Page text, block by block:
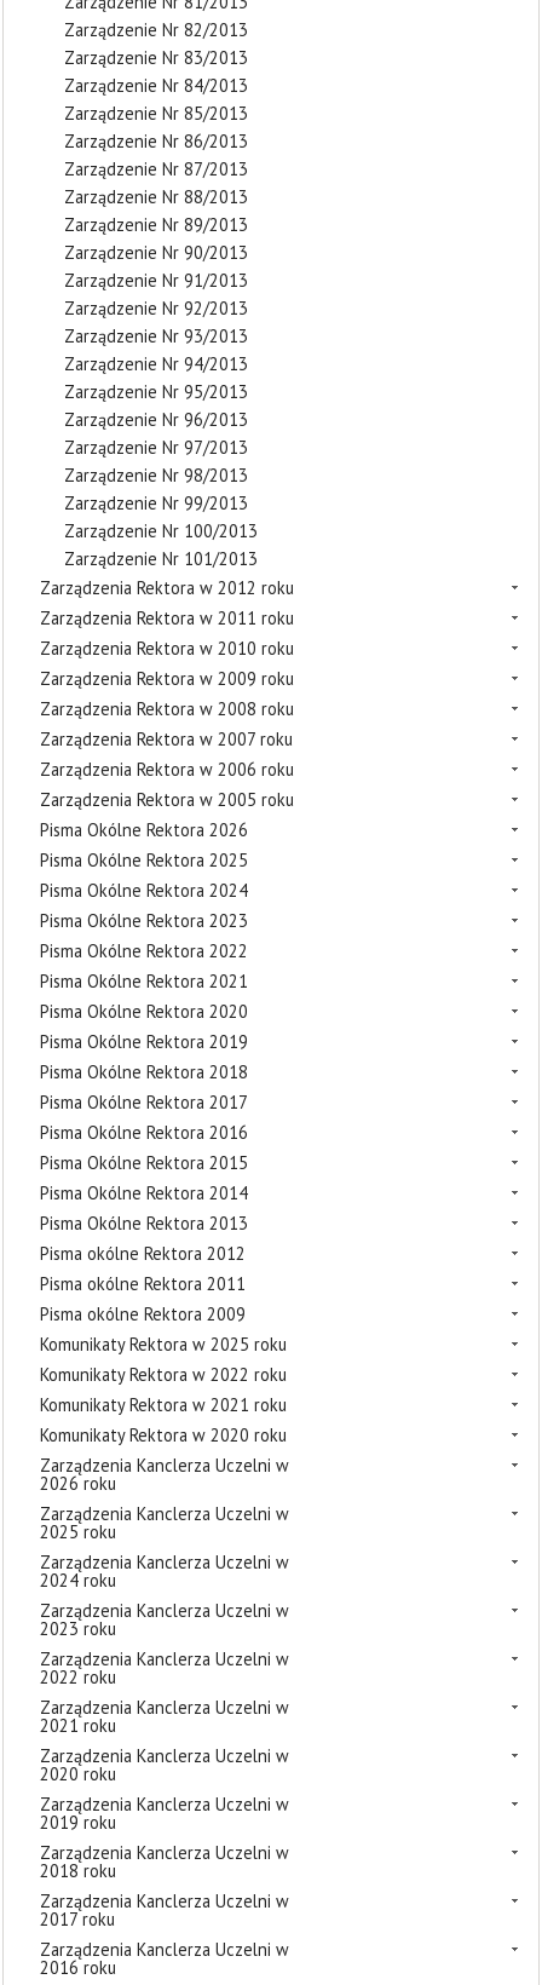
Zarządzenie Nr 82/2013
Zarządzenie Nr 83/2013
Zarządzenie Nr 84/2013
Zarządzenie Nr 85/2013
Zarządzenie Nr 86/2013
Zarządzenie Nr 87/2013
Zarządzenie Nr 88/2013
Zarządzenie Nr 89/2013
Zarządzenie Nr 90/2013
Zarządzenie Nr 91/2013
Zarządzenie Nr 92/2013
Zarządzenie Nr 93/2013
Zarządzenie Nr 94/2013
Zarządzenie Nr 95/2013
Zarządzenie Nr 96/2013
Zarządzenie Nr 97/2013
Zarządzenie Nr 98/2013
Zarządzenie Nr 99/2013
Zarządzenie Nr 100/2013
Zarządzenie Nr 101/2013
Zarządzenia Rektora w 2012 roku
Zarządzenia Rektora w 2011 roku
Zarządzenia Rektora w 2010 roku
Zarządzenia Rektora w 2009 roku
Zarządzenia Rektora w 2008 roku
Zarządzenia Rektora w 2007 roku
Zarządzenia Rektora w 2006 roku
Zarządzenia Rektora w 2005 roku
Pisma Okólne Rektora 2026
Pisma Okólne Rektora 2025
Pisma Okólne Rektora 2024
Pisma Okólne Rektora 2023
Pisma Okólne Rektora 2022
Pisma Okólne Rektora 2021
Pisma Okólne Rektora 2020
Pisma Okólne Rektora 2019
Pisma Okólne Rektora 2018
Pisma Okólne Rektora 2017
Pisma Okólne Rektora 2016
Pisma Okólne Rektora 2015
Pisma Okólne Rektora 2014
Pisma Okólne Rektora 2013
Pisma okólne Rektora 2012
Pisma okólne Rektora 2011
Pisma okólne Rektora 2009
Komunikaty Rektora w 2025 roku
Komunikaty Rektora w 2022 roku
Komunikaty Rektora w 2021 roku
Komunikaty Rektora w 2020 roku
Zarządzenia Kanclerza Uczelni w
2026 roku
Zarządzenia Kanclerza Uczelni w
2025 roku
Zarządzenia Kanclerza Uczelni w
2024 roku
Zarządzenia Kanclerza Uczelni w
2023 roku
Zarządzenia Kanclerza Uczelni w
2022 roku
Zarządzenia Kanclerza Uczelni w
2021 roku
Zarządzenia Kanclerza Uczelni w
2020 roku
Zarządzenia Kanclerza Uczelni w
2019 roku
Zarządzenia Kanclerza Uczelni w
2018 roku
Zarządzenia Kanclerza Uczelni w
2017 roku
Zarządzenia Kanclerza Uczelni w
2016 roku